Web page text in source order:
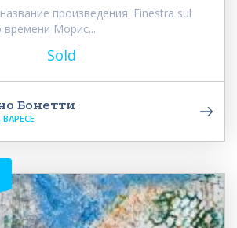
произведения: Finestra sul
Морис...
Sold
Бонетти